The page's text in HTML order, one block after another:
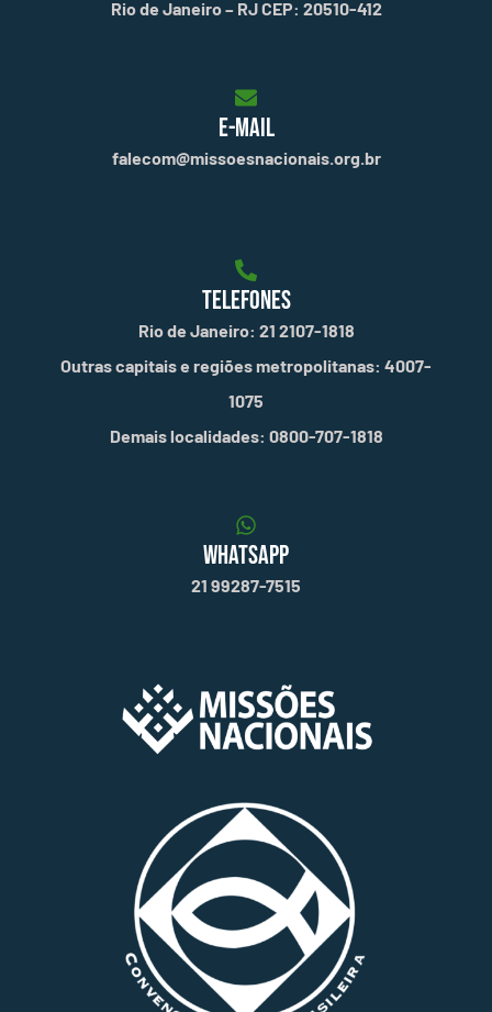
Rio de Janeiro – RJ CEP: 20510-412
E-MAIL
falecom@missoesnacionais.org.br
TELEFONES
Rio de Janeiro: 21 2107-1818
Outras capitais e regiões metropolitanas: 4007-
1075
Demais localidades: 0800-707-1818
WHATSAPP
21 99287-7515